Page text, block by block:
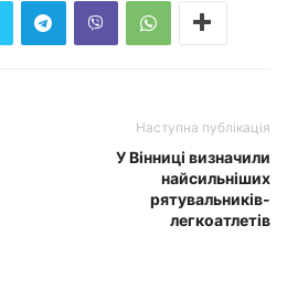
Наступна публікація
У Вінниці визначили
найсильніших
рятувальників-
легкоатлетів